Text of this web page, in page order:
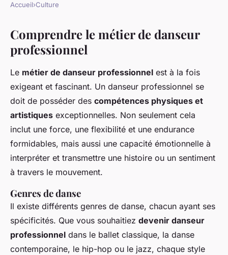
Découvrez le parcours pour
devenir danseur professionnel
: Guide ultime pour réussir
dans la danse
Jade 3 mars 2025 6 min de lecture
Accueil›Culture
Comprendre le métier de danseur
professionnel
Le métier de danseur professionnel est à la fois
exigeant et fascinant. Un danseur professionnel se
doit de posséder des compétences physiques et
artistiques exceptionnelles. Non seulement cela
inclut une force, une flexibilité et une endurance
formidables, mais aussi une capacité émotionnelle à
interpréter et transmettre une histoire ou un sentiment
à travers le mouvement.
Genres de danse
Il existe différents genres de danse, chacun ayant ses
spécificités. Que vous souhaitiez devenir danseur
professionnel dans le ballet classique, la danse
contemporaine, le hip-hop ou le jazz, chaque style